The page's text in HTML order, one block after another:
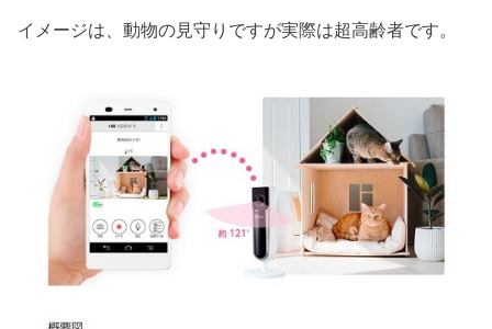
イメージは、動物の見守りですが実際は超高齢者です。